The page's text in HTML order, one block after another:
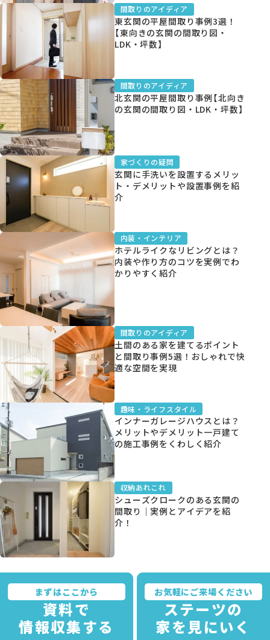
間取りのアイディア
東玄関の平屋間取り事例3選！
【東向きの玄関の間取り図・
LDK・坪数】
間取りのアイディア
北玄関の平屋間取り事例【北向き
の玄関の間取り図・LDK・坪数】
家づくりの疑問
玄関に手洗いを設置するメリッ
ト・デメリットや設置事例を紹
介
内装・インテリア
ホテルライクなリビングとは？
内装や作り方のコツを実例でわ
かりやすく紹介
間取りのアイディア
土間のある家を建てるポイント
と間取り事例5選！おしゃれで快
適な空間を実現
趣味・ライフスタイル
インナーガレージハウスとは？
メリットやデメリット一戸建て
の施工事例をくわしく紹介
収納あれこれ
シューズクロークのある玄関の
間取り｜実例とアイデアを紹
介！
まずはここから
資料で
情報収集する
お気軽にご来場ください
ステーツの
家を見にいく